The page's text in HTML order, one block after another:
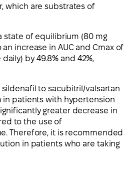
which are substrates of
state of equilibrium (80 mg
increase in AUC and Cmax of
by 49.8% and 42%,
to sacubitril/valsartan
in patients with hypertension
greater decrease in
to the use of
Therefore, it is recommended
in patients who are taking